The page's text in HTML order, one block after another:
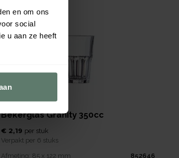
en om ons
social
u aan ze heeft
Bekerglas Granity 350cc
€ 2,19 per stuk
Verpakt per 6 stuks
Afmeting: 85 x 122 mm
852646